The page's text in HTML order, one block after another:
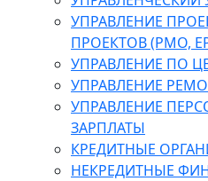
УПРАВЛЕНИЕ
ПРОЕКТОВ (PMO,
УПРАВЛЕНИЕ ПО
УПРАВЛЕНИЕ
УПРАВЛЕНИЕ
ЗАРПЛАТЫ
КРЕДИТНЫЕ
НЕКРЕДИТНЫЕ